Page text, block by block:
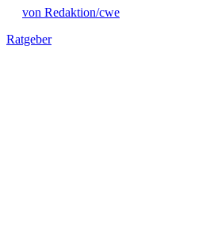
von Redaktion/cwe
Ratgeber